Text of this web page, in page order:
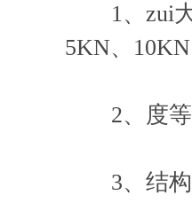
1、zui大
5KN、
2、度等
3、结构